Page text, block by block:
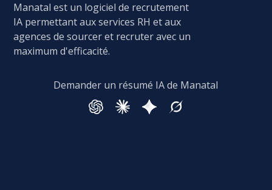
Manatal est un logiciel de recrutement
IA permettant aux services RH et aux
agences de sourcer et recruter avec un
maximum d'efficacité.
Demander un résumé IA de Manatal